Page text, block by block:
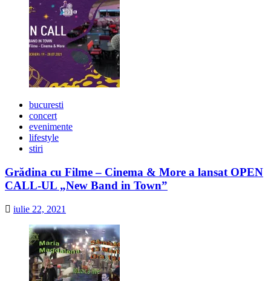
bucuresti
concert
evenimente
lifestyle
stiri
Grădina cu Filme – Cinema & More a lansat OPEN
CALL-UL „New Band in Town”
iulie 22, 2021